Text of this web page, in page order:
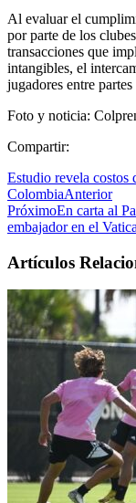
Al evaluar el
por parte de los
transacciones que
intangibles, el
jugadores entre
Foto y noticia:
Compartir:
Estudio revela costos
ColombiaAnterior
PróximoEn carta al
embajador en el
Artículos